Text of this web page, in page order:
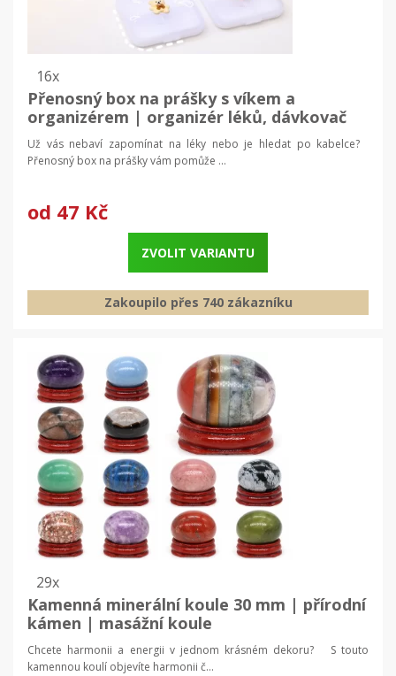
16x
Přenosný box na prášky s víkem a
organizérem | organizér léků, dávkovač
tablet
Už vás nebaví zapomínat na léky nebo je hledat po kabelce?
Přenosný box na prášky vám pomůže ...
od 47 Kč
ZVOLIT VARIANTU
Zakoupilo přes 740 zákazníku
29x
Kamenná minerální koule 30 mm | přírodní
kámen | masážní koule
Chcete harmonii a energii v jednom krásném dekoru? S touto
kamennou koulí objevíte harmonii č...